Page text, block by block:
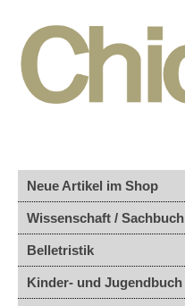
Neue Artikel im Shop
Wissenschaft / Sachbuch
Belletristik
Kinder- und Jugendbuch